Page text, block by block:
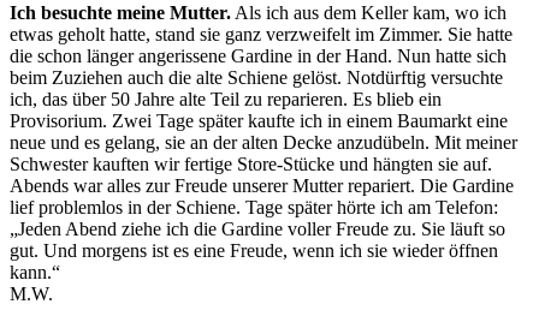
Ich besuchte meine Mutter. Als ich aus dem Keller kam, wo ich
etwas geholt hatte, stand sie ganz verzweifelt im Zimmer. Sie hatte
die schon länger angerissene Gardine in der Hand. Nun hatte sich
beim Zuziehen auch die alte Schiene gelöst. Notdürftig versuchte
ich, das über 50 Jahre alte Teil zu reparieren. Es blieb ein
Provisorium. Zwei Tage später kaufte ich in einem Baumarkt eine
neue und es gelang, sie an der alten Decke anzudübeln. Mit meiner
Schwester kauften wir fertige Store-Stücke und hängten sie auf.
Abends war alles zur Freude unserer Mutter repariert. Die Gardine
lief problemlos in der Schiene. Tage später hörte ich am Telefon:
„Jeden Abend ziehe ich die Gardine voller Freude zu. Sie läuft so
gut. Und morgens ist es eine Freude, wenn ich sie wieder öffnen
kann.“
M.W.